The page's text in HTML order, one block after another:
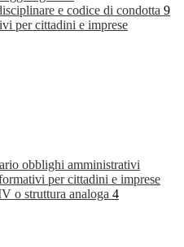
e codice di condotta 9
per cittadini e imprese
obblighi amministrativi
per cittadini e imprese
o struttura analoga 4